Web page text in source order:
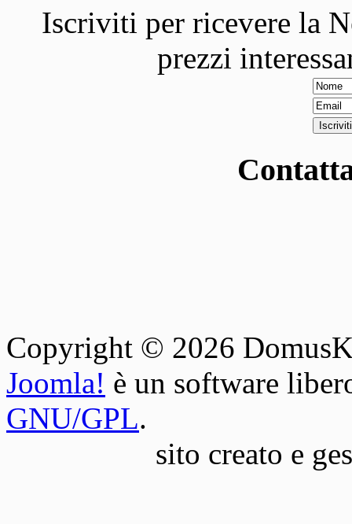
Iscriviti per ricevere la
prezzi
Copyright © 2026
Joomla! è un software
GNU/GPL.
sito creato e